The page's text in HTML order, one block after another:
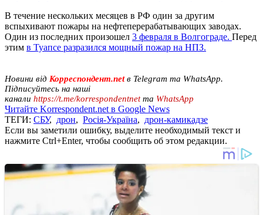
В течение нескольких месяцев в РФ один за другим
вспыхивают пожары на нефтеперерабатывающих заводах.
Один из последних произошел 3 февраля в Волгограде. Перед
этим в Туапсе разразился мощный пожар на НПЗ.
Новини від Корреспондент.netв Telegram та WhatsApp.
Підписуйтесь на наші
канали https://t.me/korrespondentnetта WhatsApp
Читайте Korrespondent.net в Google News
ТЕГИ: СБУ, дрон, Росія-Україна, дрон-камикадзе
Если вы заметили ошибку, выделите необходимый текст и
нажмите Ctrl+Enter, чтобы сообщить об этом редакции.